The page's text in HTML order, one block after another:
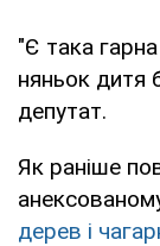
"Є така
няньок дитя
депутат.
Як раніше
дерев і